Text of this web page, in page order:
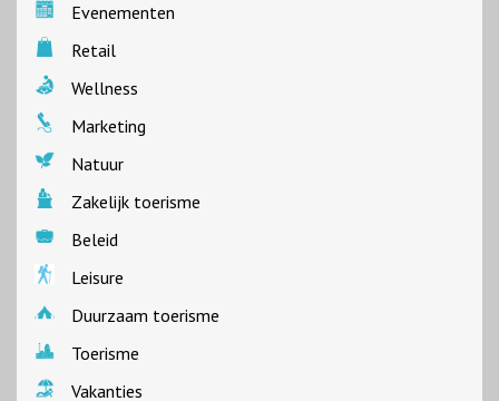
Evenementen
Retail
Wellness
Marketing
Natuur
Zakelijk toerisme
Beleid
Leisure
Duurzaam toerisme
Toerisme
Vakanties